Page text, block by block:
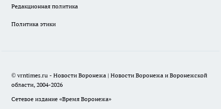
Редакционная политика
Политика этики
© vrntimes.ru - Новости Воронежа | Новости Воронежа и Воронежской
области, 2004-2026
Сетевое издание «Время Воронежа»